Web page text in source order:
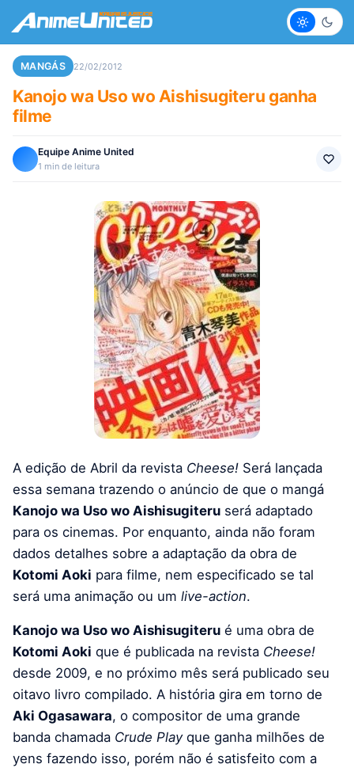
Claro
MANGÁS 22/02/2012
Kanojo wa Uso wo Aishisugiteru ganha
filme
Equipe Anime United
1 min de leitura
A edição de Abril da revista Cheese! Será lançada
essa semana trazendo o anúncio de que o mangá
Kanojo wa Uso wo Aishisugiteru será adaptado
para os cinemas. Por enquanto, ainda não foram
dados detalhes sobre a adaptação da obra de
Kotomi Aoki para filme, nem especificado se tal
será uma animação ou um live-action.
Kanojo wa Uso wo Aishisugiteru é uma obra de
Kotomi Aoki que é publicada na revista Cheese!
desde 2009, e no próximo mês será publicado seu
oitavo livro compilado. A história gira em torno de
Aki Ogasawara, o compositor de uma grande
banda chamada Crude Playque ganha milhões de
yens fazendo isso, porém não é satisfeito com a